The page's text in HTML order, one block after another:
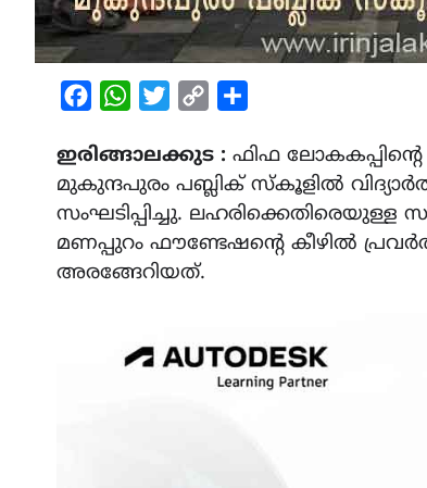
FacebookWhatsAppTwitterCopy
ഇരിങ്ങാലക്കുട : ഫിഫ
മുകുന്ദപുരം പബ്ലിക് സ്കൂളിൽ
സംഘടിപ്പിച്ചു.
മണപ്പുറം ഫൗണ്ടേഷന്റെ കീഴിൽ
അരങ്ങേറിയത്.